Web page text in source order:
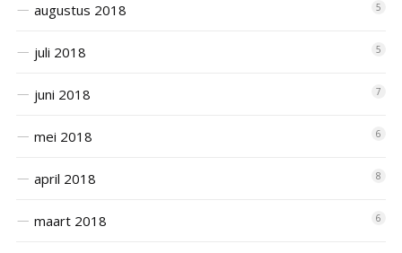
augustus 2018 5
juli 2018 5
juni 2018 7
mei 2018 6
april 2018 8
maart 2018 6